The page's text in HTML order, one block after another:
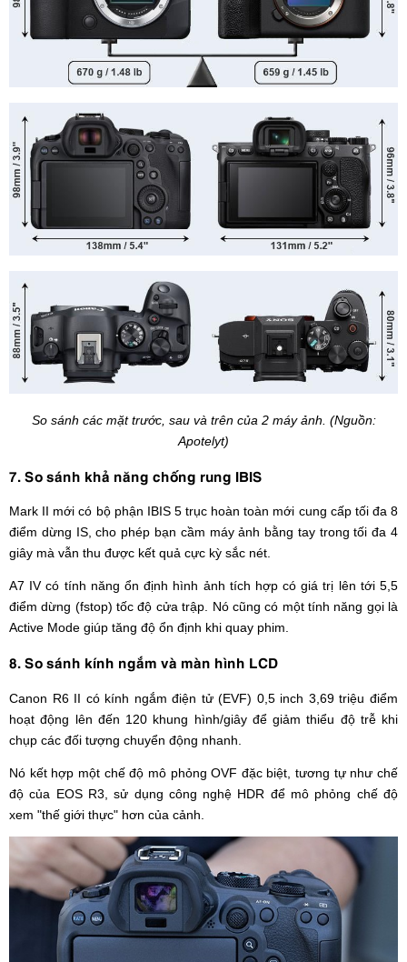
So sánh các mặt trước, sau và trên của 2 máy ảnh. (Nguồn:
Apotelyt)
7. So sánh khả năng chống rung IBIS
Mark II mới có bộ phận IBIS 5 trục hoàn toàn mới cung cấp tối đa 8
điểm dừng IS, cho phép bạn cầm máy ảnh bằng tay trong tối đa 4
giây mà vẫn thu được kết quả cực kỳ sắc nét.
A7 IV có tính năng ổn định hình ảnh tích hợp có giá trị lên tới 5,5
điểm dừng (fstop) tốc độ cửa trập. Nó cũng có một tính năng gọi là
Active Mode giúp tăng độ ổn định khi quay phim.
8. So sánh kính ngắm và màn hình LCD
Canon R6 II có kính ngắm điện tử (EVF) 0,5 inch 3,69 triệu điểm
hoạt động lên đến 120 khung hình/giây để giảm thiểu độ trễ khi
chụp các đối tượng chuyển động nhanh.
Nó kết hợp một chế độ mô phỏng OVF đặc biệt, tương tự như chế
độ của EOS R3, sử dụng công nghệ HDR để mô phỏng chế độ
xem "thế giới thực" hơn của cảnh.